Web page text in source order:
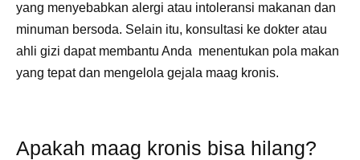
yang menyebabkan alergi atau intoleransi makanan dan
minuman bersoda. Selain itu, konsultasi ke dokter atau
ahli gizi dapat membantu Anda menentukan pola makan
yang tepat dan mengelola gejala maag kronis.
Apakah maag kronis bisa hilang?